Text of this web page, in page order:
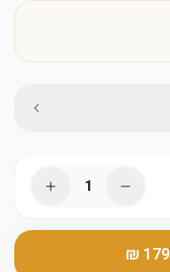
1
‏179 ₪